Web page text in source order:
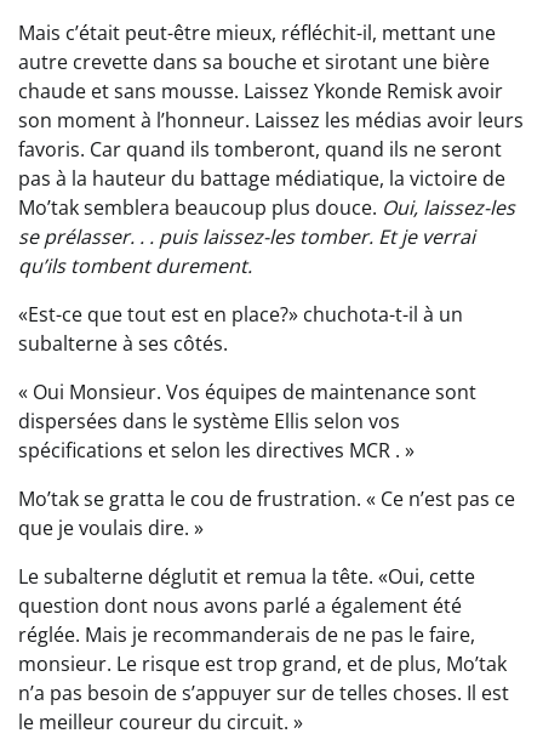
Mais c’était peut-être mieux, réfléchit-il, mettant une
autre crevette dans sa bouche et sirotant une bière
chaude et sans mousse. Laissez Ykonde Remisk avoir
son moment à l’honneur. Laissez les médias avoir leurs
favoris. Car quand ils tomberont, quand ils ne seront
pas à la hauteur du battage médiatique, la victoire de
Mo’tak semblera beaucoup plus douce. Oui, laissez-les
se prélasser. . . puis laissez-les tomber. Et je verrai
qu’ils tombent durement.
«Est-ce que tout est en place?» chuchota-t-il à un
subalterne à ses côtés.
« Oui Monsieur. Vos équipes de maintenance sont
dispersées dans le système Ellis selon vos
spécifications et selon les directives MCR . »
Mo’tak se gratta le cou de frustration. « Ce n’est pas ce
que je voulais dire. »
Le subalterne déglutit et remua la tête. «Oui, cette
question dont nous avons parlé a également été
réglée. Mais je recommanderais de ne pas le faire,
monsieur. Le risque est trop grand, et de plus, Mo’tak
n’a pas besoin de s’appuyer sur de telles choses. Il est
le meilleur coureur du circuit. »